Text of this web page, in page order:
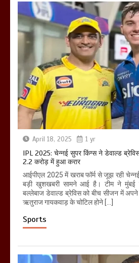
April 18, 2025 1 yr
IPL 2025: चेन्नई सुपर किंग्स ने डेवाल्ड ब्रेविस
2.2 करोड़ में हुआ करार
आईपीएल 2025 में खराब फॉर्म से जूझ रही
बड़ी खुशखबरी सामने आई है। टीम ने मुंबई
बल्लेबाज डेवाल्ड ब्रेविस को बीच सीजन में अपने
ऋतुराज गायकवाड़ के चोटिल होने […]
Sports